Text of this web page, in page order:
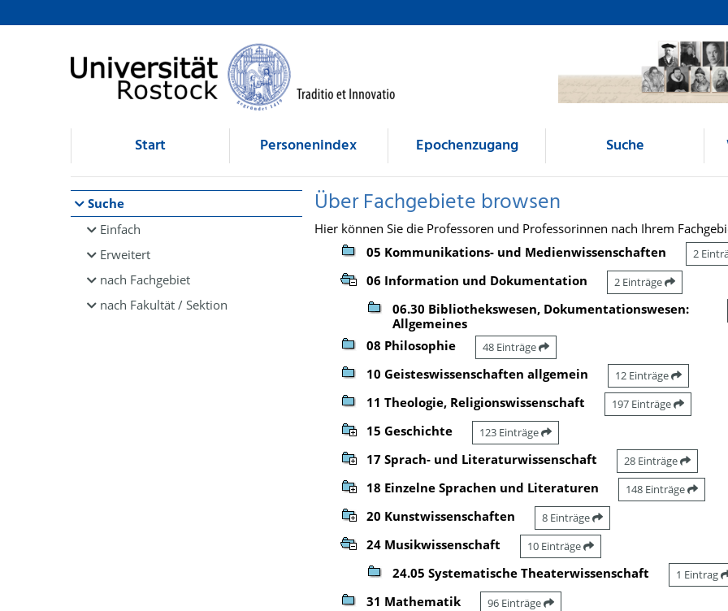
Browsen
direkt zum Inhalt
Start Personenindex Epochenzugang Suche
Suche
Einfach
Erweitert
nach Fachgebiet
nach Fakultät / Sektion
Über Fachgebiete browsen
Hier können Sie die Professoren und Professorinnen nach Ihrem
05 Kommunikations- und Medienwissenschaften
2
06 Information und Dokumentation 2 Einträge
06.30 Bibliothekswesen, Dokumentationswesen:
Allgemeines
08 Philosophie 48 Einträge
10 Geisteswissenschaften allgemein 12 Einträge
11 Theologie, Religionswissenschaft 197 Einträge
15 Geschichte 123 Einträge
17 Sprach- und Literaturwissenschaft 28 Einträge
18 Einzelne Sprachen und Literaturen 148 Einträge
20 Kunstwissenschaften 8 Einträge
24 Musikwissenschaft 10 Einträge
24.05 Systematische Theaterwissenschaft 1 Eintrag
31 Mathematik 96 Einträge